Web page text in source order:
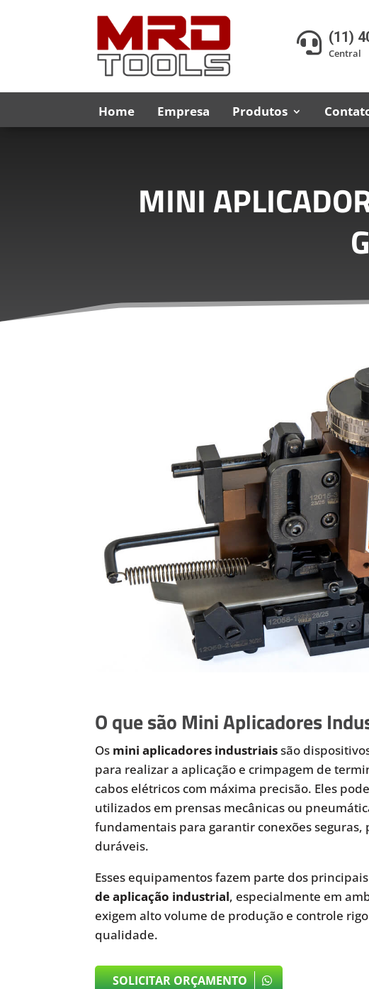
 (11)
Central
Home Empresa Produtos
MINI
O que são Mini Aplicadores
Os mini aplicadores industriaissão
para realizar a aplicação e crimpagem de
cabos elétricos com máxima precisão. Eles
utilizados em prensas mecânicas ou
fundamentais para garantir conexões seguras,
duráveis.
Esses equipamentos fazem parte dos
de aplicação industrial, especialmente em
exigem alto volume de produção e controle
qualidade.
SOLICITAR ORÇAMENTO